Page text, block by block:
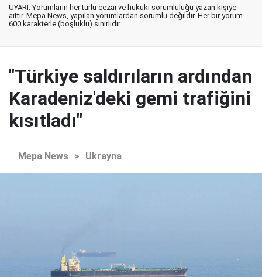
UYARI: Yorumların her türlü cezai ve hukuki sorumluluğu yazan kişiye
aittir. Mepa News, yapılan yorumlardan sorumlu değildir. Her bir yorum
600 karakterle (boşluklu) sınırlıdır.
"Türkiye saldırıların ardından
Karadeniz'deki gemi trafiğini
kısıtladı"
Mepa News > Ukrayna